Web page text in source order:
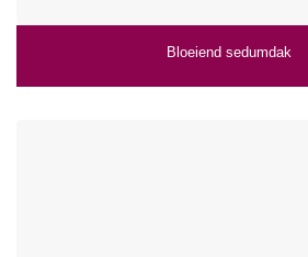
Bloeiend sedumdak